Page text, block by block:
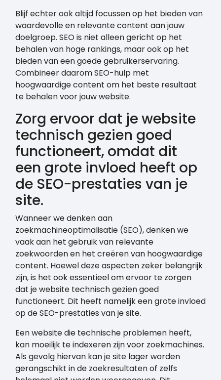
Blijf echter ook altijd focussen op het bieden van
waardevolle en relevante content aan jouw
doelgroep. SEO is niet alleen gericht op het
behalen van hoge rankings, maar ook op het
bieden van een goede gebruikerservaring.
Combineer daarom SEO-hulp met
hoogwaardige content om het beste resultaat
te behalen voor jouw website.
Zorg ervoor dat je website
technisch gezien goed
functioneert, omdat dit
een grote invloed heeft op
de SEO-prestaties van je
site.
Wanneer we denken aan
zoekmachineoptimalisatie (SEO), denken we
vaak aan het gebruik van relevante
zoekwoorden en het creëren van hoogwaardige
content. Hoewel deze aspecten zeker belangrijk
zijn, is het ook essentieel om ervoor te zorgen
dat je website technisch gezien goed
functioneert. Dit heeft namelijk een grote invloed
op de SEO-prestaties van je site.
Een website die technische problemen heeft,
kan moeilijk te indexeren zijn voor zoekmachines.
Als gevolg hiervan kan je site lager worden
gerangschikt in de zoekresultaten of zelfs